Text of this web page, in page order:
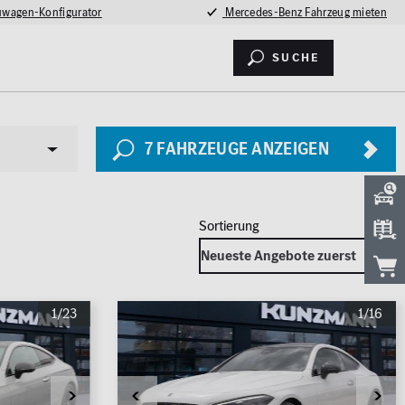
Konfigurator Mercedes-Benz Fahrzeug mieten
Suche
7 FAHRZEUGE ANZEIGEN
2026
LED Licht
Totwinkel-Assistent
1/23 1/16